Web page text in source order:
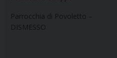
Parrocchia di Povoletto –
DISMESSO